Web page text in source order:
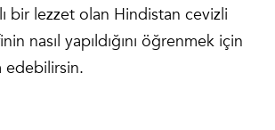
bir lezzet olan Hindistan cevizli
nasıl yapıldığını öğrenmek için
edebilirsin.